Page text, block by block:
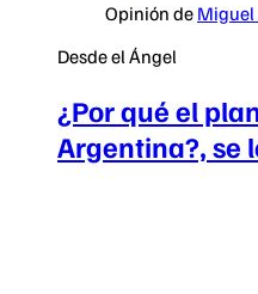
Opinión de Miguel
Desde el Ángel
¿Por qué el
Argentina?, se